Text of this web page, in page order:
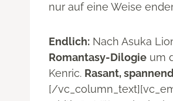
nur auf eine Weise
Endlich: Nach Asuka
Romantasy-Dilogie um
Kenric. Rasant,
[/